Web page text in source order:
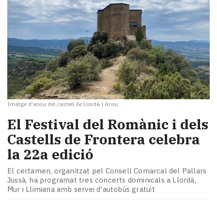
Imatge d'arxiu del castell de Llordà | Arxiu
El Festival del Romànic i dels
Castells de Frontera celebra
la 22a edició
El certamen, organitzat pel Consell Comarcal del Pallars
Jussà, ha programat tres concerts dominicals a Llordà,
Mur i Llimiana amb servei d'autobús gratuït